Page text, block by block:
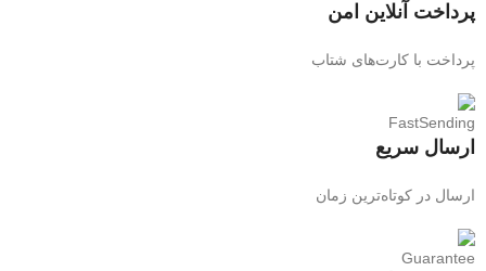
پرداخت آنلاین امن
پرداخت با کارت‌های شتاب
ارسال سریع
ارسال در کوتاه‌ترین زمان